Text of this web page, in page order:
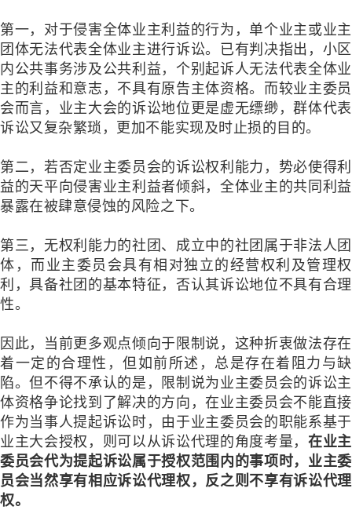
第一，对于侵害全体业主利益的行为，单个业主或业主
团体无法代表全体业主进行诉讼。已有判决指出，小区
内公共事务涉及公共利益，个别起诉人无法代表全体业
主的利益和意志，不具有原告主体资格。而较业主委员
会而言，业主大会的诉讼地位更是虚无缥缈，群体代表
诉讼又复杂繁琐，更加不能实现及时止损的目的。
第二，若否定业主委员会的诉讼权利能力，势必使得利
益的天平向侵害业主利益者倾斜，全体业主的共同利益
暴露在被肆意侵蚀的风险之下。
第三，无权利能力的社团、成立中的社团属于非法人团
体，而业主委员会具有相对独立的经营权利及管理权
利，具备社团的基本特征，否认其诉讼地位不具有合理
性。
因此，当前更多观点倾向于限制说，这种折衷做法存在
着一定的合理性，但如前所述，总是存在着阻力与缺
陷。但不得不承认的是，限制说为业主委员会的诉讼主
体资格争论找到了解决的方向，在业主委员会不能直接
作为当事人提起诉讼时，由于业主委员会的职能系基于
业主大会授权，则可以从诉讼代理的角度考量，在业主
委员会代为提起诉讼属于授权范围内的事项时，业主委
员会当然享有相应诉讼代理权，反之则不享有诉讼代理
权。